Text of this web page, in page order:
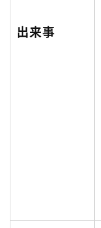
出来事